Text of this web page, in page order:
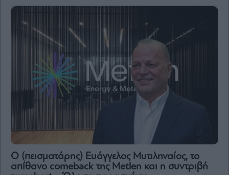
Ο (πεισματάρης) Ευάγγελος Μυτιληναίος, το
απίθανο comeback της Μetlen και η συντριβή